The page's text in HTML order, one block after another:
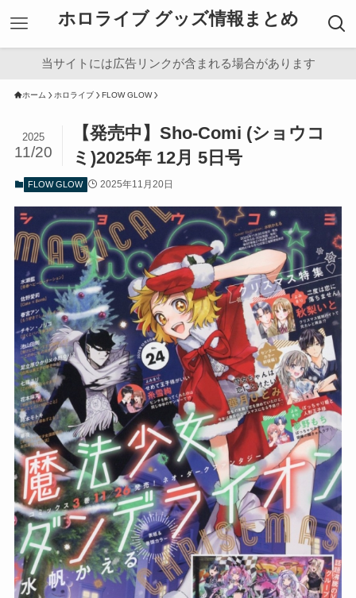
ホロライブ グッズ情報まとめ
当サイトには広告リンクが含まれる場合があります
ホーム ホロライブ FLOW GLOW
【発売中】Sho-Comi (ショウコ
ミ)2025年 12月 5日号
2025
11/20
FLOW GLOW 2025年11月20日